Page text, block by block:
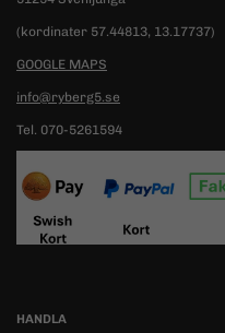
(kordinater 57.44813, 13.17737)
GOOGLE MAPS
info@ryberg5.se
Tel. 070-5261594
HANDLA